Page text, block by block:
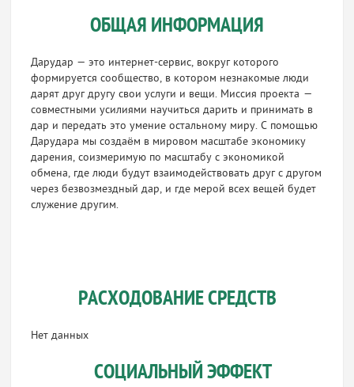
ОБЩАЯ ИНФОРМАЦИЯ
Дарудар — это интернет-сервис, вокруг которого
формируется сообщество, в котором незнакомые люди
дарят друг другу свои услуги и вещи. Миссия проекта —
совместными усилиями научиться дарить и принимать в
дар и передать это умение остальному миру. С помощью
Дарудара мы создаём в мировом масштабе экономику
дарения, соизмеримую по масштабу с экономикой
обмена, где люди будут взаимодействовать друг с другом
через безвозмездный дар, и где мерой всех вещей будет
служение другим.
РАСХОДОВАНИЕ СРЕДСТВ
Нет данных
СОЦИАЛЬНЫЙ ЭФФЕКТ